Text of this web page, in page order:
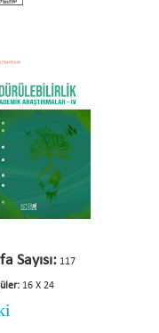
Sayısı: 117
16 X 24